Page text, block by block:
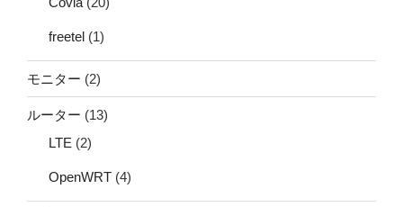
freetel (1)
モニター (2)
ルーター (13)
LTE (2)
OpenWRT (4)